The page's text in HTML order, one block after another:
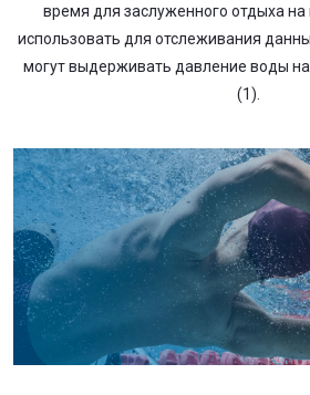
время для заслуженного отдыха
использовать для отслеживания
могут выдерживать давление воды
(1).